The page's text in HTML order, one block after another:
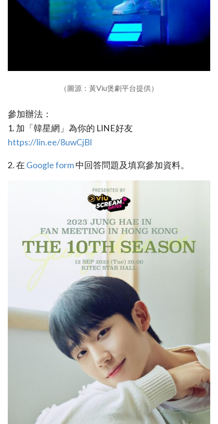
（圖源：黃Viu煲劇平台提供）
參加辦法：
1. 加「韓星網」為你的 LINE好友
https://lin.ee/8uwCjBl
2. 在 Google form中回答問題及填寫參加資料。